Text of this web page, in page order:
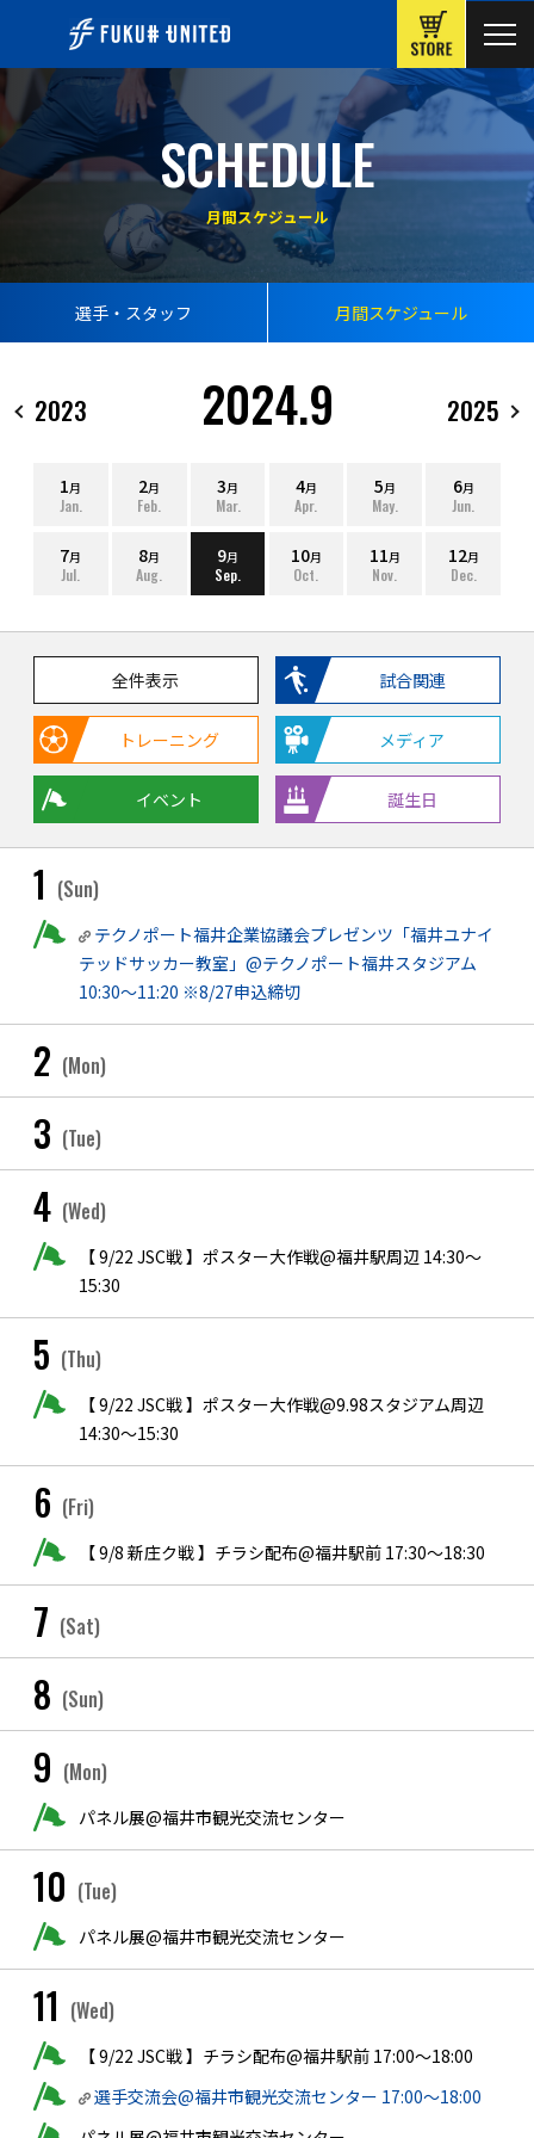
SCHEDULE
月間スケジュール
選手・スタッフ 月間スケジュール
2024.9
2023 2025
1月
Jan.
2月
Feb.
3月
Mar.
4月
Apr.
5月
May.
6月
Jun.
7月
Jul.
8月
Aug.
9月
Sep.
10月
Oct.
11月
Nov.
12月
Dec.
全件表示 試合関連
トレーニング メディア
イベント 誕生日
1 (Sun)
テクノポート福井企業協議会プレゼンツ「福井ユナイ
テッドサッカー教室」@テクノポート福井スタジアム
10:30〜11:20 ※8/27申込締切
2 (Mon)
3 (Tue)
4 (Wed)
【 9/22 JSC戦 】ポスター大作戦@福井駅周辺 14:30〜
15:30
5 (Thu)
【 9/22 JSC戦 】ポスター大作戦@9.98スタジアム周辺
14:30〜15:30
6 (Fri)
【 9/8 新庄ク戦 】チラシ配布@福井駅前 17:30〜18:30
7 (Sat)
8 (Sun)
9 (Mon)
パネル展@福井市観光交流センター
10 (Tue)
パネル展@福井市観光交流センター
11 (Wed)
【 9/22 JSC戦 】チラシ配布@福井駅前 17:00〜18:00
選手交流会@福井市観光交流センター 17:00〜18:00